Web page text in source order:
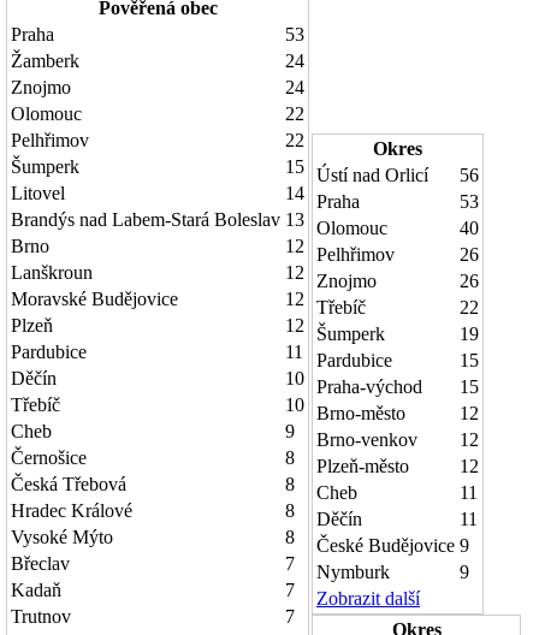
Pověřená obec
Praha
53
Žamberk
24
Znojmo
24
Olomouc
22
Pelhřimov
22
Šumperk
15
Litovel
14
Brandýs nad Labem-Stará Boleslav 13
Brno
12
Lanškroun
12
Moravské Budějovice
12
Plzeň
12
Pardubice
11
Děčín
10
Třebíč
10
Cheb
9
Černošice
8
Česká Třebová
8
Hradec Králové
8
Vysoké Mýto
8
Břeclav
7
Kadaň
7
Trutnov
7
Okres
Ústí nad Orlicí
56
Praha
53
Olomouc
40
Pelhřimov
26
Znojmo
26
Třebíč
22
Šumperk
19
Pardubice
15
Praha-východ
15
Brno-město
12
Brno-venkov
12
Plzeň-město
12
Cheb
11
Děčín
11
České Budějovice 9
Nymburk
9
Zobrazit další
Okres